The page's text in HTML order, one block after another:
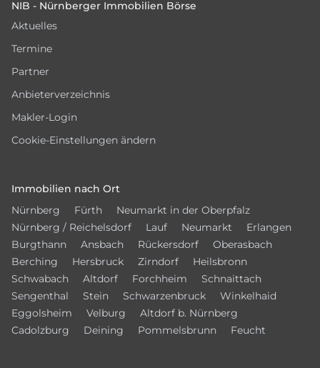
NIB - Nürnberger Immobilien Börse
Aktuelles
Termine
Partner
Anbieterverzeichnis
Makler-Login
Cookie-Einstellungen ändern
Immobilien nach Ort
Nürnberg
Fürth
Neumarkt in der Oberpfalz
Nürnberg / Reichelsdorf
Lauf Neumarkt
Erlangen
Burgthann
Ansbach Rückersdorf
Oberasbach
Berching
Hersbruck Zirndorf
Heilsbronn
Schwabach
Altdorf Forchheim
Schnaittach
Sengenthal
Stein Schwarzenbruck
Winkelhaid
Eggolsheim
Velburg
Altdorf b. Nürnberg
Cadolzburg
Deining Pommelsbrunn Feucht